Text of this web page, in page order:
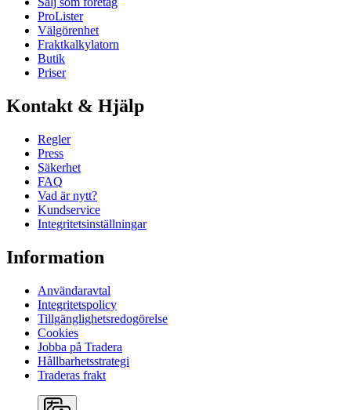
ProLister
Välgörenhet
Fraktkalkylatorn
Butik
Priser
Kontakt & Hjälp
Regler
Press
Säkerhet
FAQ
Vad är nytt?
Kundservice
Integritetsinställningar
Information
Användaravtal
Integritetspolicy
Tillgänglighetsredogörelse
Cookies
Jobba på Tradera
Hållbarhetsstrategi
Traderas frakt